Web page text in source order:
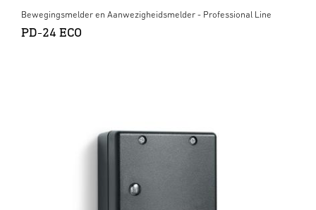
Bewegingsmelder en Aanwezigheidsmelder - Professional Line
PD-24 ECO